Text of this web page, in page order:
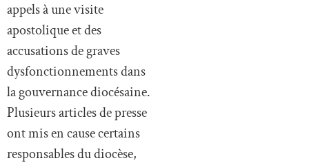
appels à une visite
apostolique et des
accusations de graves
dysfonctionnements dans
la gouvernance diocésaine.
Plusieurs articles de presse
ont mis en cause certains
responsables du diocèse,